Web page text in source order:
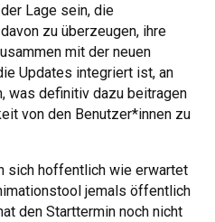
Lage sein, die
zu überzeugen, ihre
mit der neuen
Updates integriert ist, an
was definitiv dazu beitragen
von den Benutzer*innen zu
sich hoffentlich wie erwartet
jemals öffentlich
den Starttermin noch nicht